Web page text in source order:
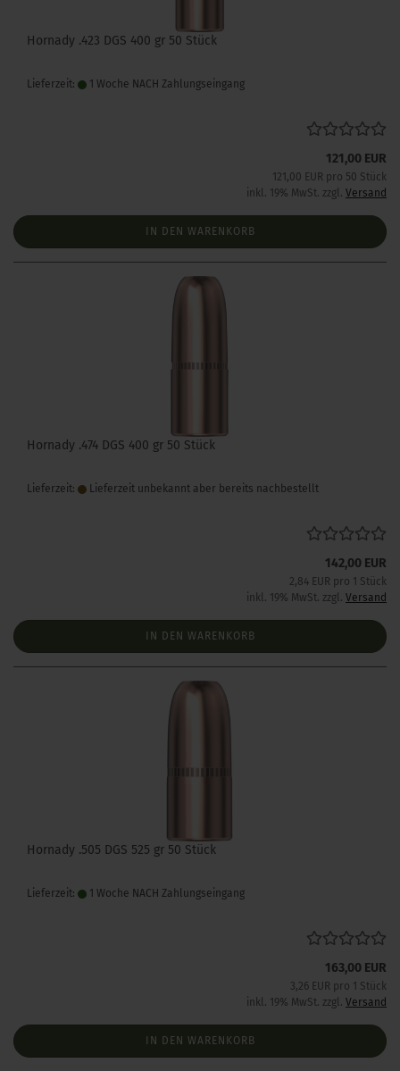
Hornady .423 DGS 400 gr 50 Stück
Lieferzeit: 1 Woche NACH Zahlungseingang
121,00 EUR
121,00 EUR pro 50 Stück
inkl. 19% MwSt. zzgl. Versand
IN DEN WARENKORB
Hornady .474 DGS 400 gr 50 Stück
Lieferzeit: Lieferzeit unbekannt aber bereits nachbestellt
142,00 EUR
2,84 EUR pro 1 Stück
inkl. 19% MwSt. zzgl. Versand
IN DEN WARENKORB
Hornady .505 DGS 525 gr 50 Stück
Lieferzeit: 1 Woche NACH Zahlungseingang
163,00 EUR
3,26 EUR pro 1 Stück
inkl. 19% MwSt. zzgl. Versand
IN DEN WARENKORB